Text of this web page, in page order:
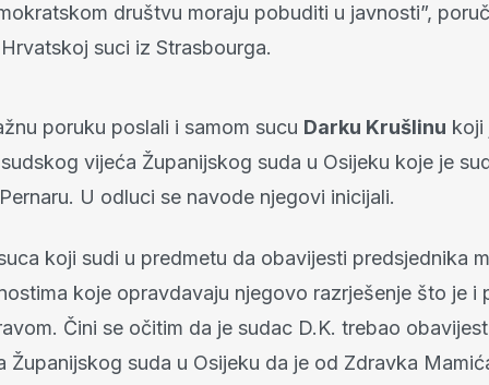
društvu moraju pobuditi u javnosti”,
suci iz Strasbourga.
poruku poslali i samom sucu Darku Krušlinu koji
vijeća Županijskog suda u Osijeku koje je
U odluci se navode njegovi inicijali.
koji sudi u predmetu da obavijesti predsjednika
koje opravdavaju njegovo razrješenje što je i
Čini se očitim da je sudac D.K. trebao
Županijskog suda u Osijeku da je od Zdravka